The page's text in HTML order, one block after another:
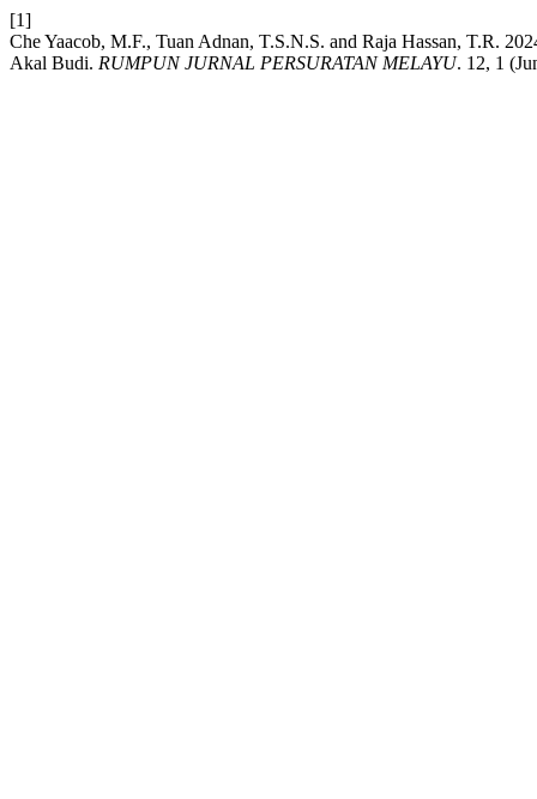
[1]
Che Yaacob, M.F., Tuan Adnan, T.S.N.S. and Raja Hassan, T.R.
Akal Budi. RUMPUN JURNAL PERSURATAN MELAYU. 12, 1